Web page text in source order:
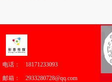
您还没有选择分类数据，请
电话：
18171233093
邮箱：
2933280728@qq.com